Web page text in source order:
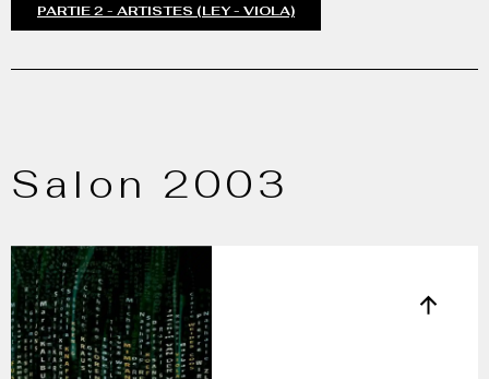
PARTIE 2 - ARTISTES (LEY - VIOLA)
Salon 2003